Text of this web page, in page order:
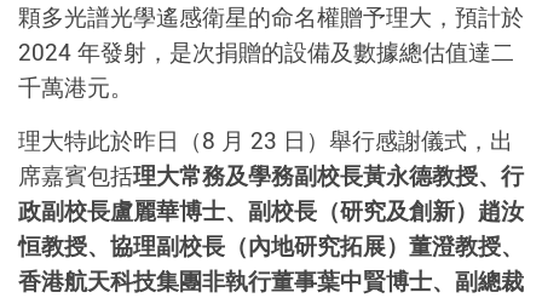
顆多光譜光學遙感衛星的命名權贈予理大，預計於
2024 年發射，是次捐贈的設備及數據總估值達二
千萬港元。
理大特此於昨日（8 月 23 日）舉行感謝儀式，出
席嘉賓包括理大常務及學務副校長黃永德教授、行
政副校長盧麗華博士、副校長（研究及創新）趙汝
恒教授、協理副校長（內地研究拓展）董澄教授、
香港航天科技集團非執行董事葉中賢博士、副總裁